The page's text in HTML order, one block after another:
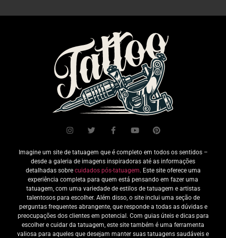
Imagine um site de tatuagem que é completo em todos os sentidos –
desde a galeria de imagens inspiradoras até as informações
detalhadas sobre cuidados pós-tatuagem. Este site oferece uma
experiência completa para quem está pensando em fazer uma
tatuagem, com uma variedade de estilos de tatuagem e artistas
talentosos para escolher. Além disso, o site inclui uma seção de
perguntas frequentes abrangente, que responde a todas as dúvidas e
preocupações dos clientes em potencial. Com guias úteis e dicas para
escolher e cuidar da tatuagem, este site também é uma ferramenta
valiosa para aqueles que desejam manter suas tatuagens saudáveis e